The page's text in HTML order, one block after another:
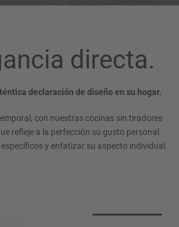
directa.
declaración de diseño en su hogar.
con nuestras cocinas sin tiradores
refleje a la perfección su gusto personal.
y enfatizar su aspecto individual.